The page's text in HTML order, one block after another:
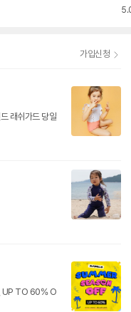
가입신청
래쉬가드 당일
UP TO 60% O